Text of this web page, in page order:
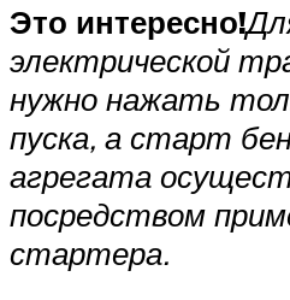
Это интересно!
электрической
нужно нажать
пуска, а старт
агрегата
посредством
стартера.